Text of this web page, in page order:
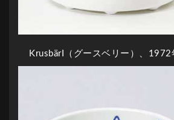
KrusbärI（グースベリー）、